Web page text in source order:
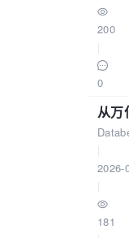
200
0
从万
2026-
181